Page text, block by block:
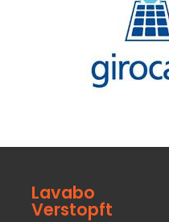
Lavabo
Verstopft